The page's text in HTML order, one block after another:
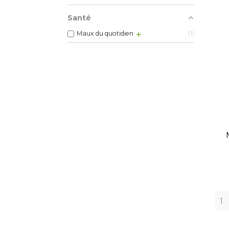
Santé
Maux du quotidien 1